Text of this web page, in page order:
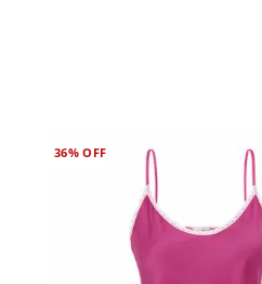
36%OFF